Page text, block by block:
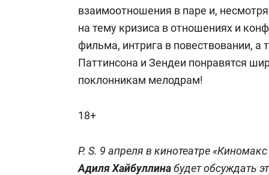
взаимоотношения в паре и,
на тему кризиса в отношениях и
фильма, интрига в повествовании, а
Паттинсона и Зендеи понравятся
поклонникам мелодрам!
18+
P. S. 9 апреля в кинотеатре
Адиля Хайбуллинабудет обсуждать